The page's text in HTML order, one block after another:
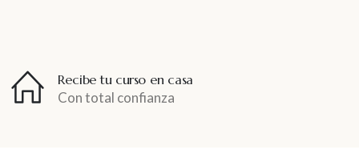
Recibe tu curso en casa
Con total confianza